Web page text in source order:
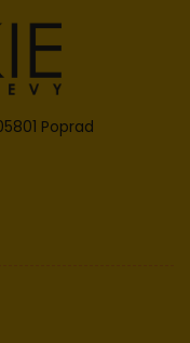
Poprad